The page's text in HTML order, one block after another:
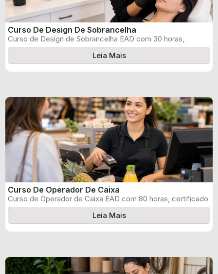
Curso De Design De Sobrancelha
Curso de Design de Sobrancelha EAD com 30 horas,
certificado informado pelo produtor ...
Leia Mais
Curso De Operador De Caixa
Curso de Operador de Caixa EAD com 80 horas, certificado
informado pelo produtor ...
Leia Mais